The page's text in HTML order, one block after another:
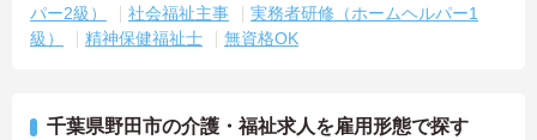
パー2級）
社会福祉主事
実務者研修（ホームヘルパー1
級）
精神保健福祉士 無資格OK
千葉県野田市の介護・福祉求人を雇用形態で探す